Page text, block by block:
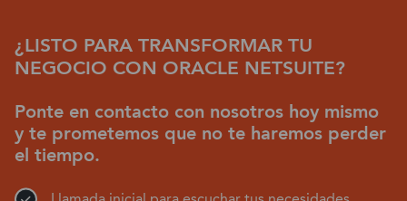
¿LISTO PARA TRANSFORMAR TU
NEGOCIO CON ORACLE NETSUITE?
Ponte en contacto con nosotros hoy mismo
y te prometemos que no te haremos perder
el tiempo.